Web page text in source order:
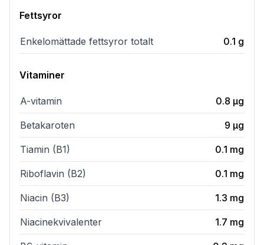
Fettsyror
Enkelomättade fettsyror totalt 0.1 g
Vitaminer
A-vitamin 0.8 µg
Betakaroten 9 µg
Tiamin (B1) 0.1 mg
Riboflavin (B2) 0.1 mg
Niacin (B3) 1.3 mg
Niacinekvivalenter 1.7 mg